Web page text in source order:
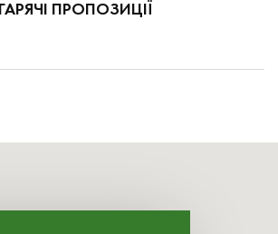
ГАРЯЧІ ПРОПОЗИЦІЇ